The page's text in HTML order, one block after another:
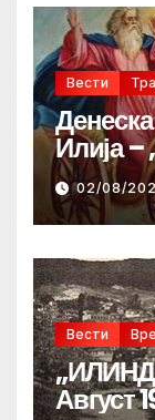
Вести
Илија
02/08/
Вести
Август